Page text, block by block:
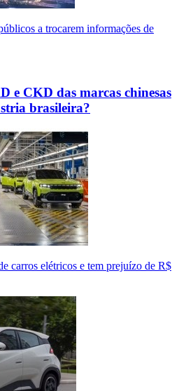
a trocarem informações de
e CKD das marcas chinesas
brasileira?
carros elétricos e tem prejuízo de R$